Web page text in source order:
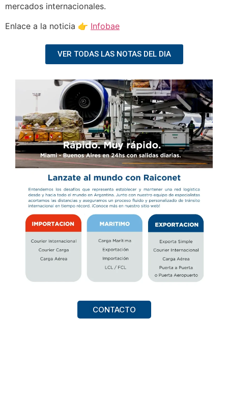
mercados internacionales.
Enlace a la noticia 👉 Infobae
VER TODAS LAS NOTAS DEL DIA
CONTACTO